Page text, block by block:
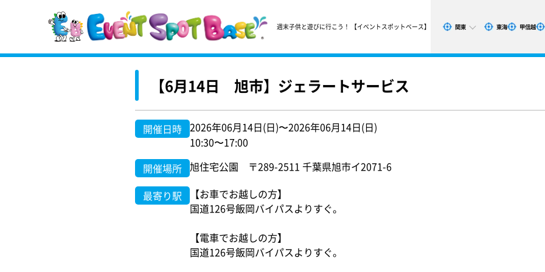
週末子供と遊びに行こう！ 【イベントスポットベース】 関東 東海 甲信越
【6月14日 旭市】ジェラートサービス
開催日時 2026年06月14日(日)〜2026年06月14日(日)
10:30〜17:00
開催場所 旭住宅公園 〒289-2511 千葉県旭市イ2071-6
最寄り駅
【お車でお越しの方】
国道126号飯岡バイパスよりすぐ。
【電車でお越しの方】
国道126号飯岡バイパスよりすぐ。